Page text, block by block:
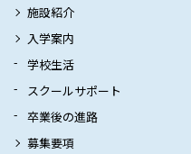
施設紹介
入学案内
学校生活
スクールサポート
卒業後の進路
募集要項